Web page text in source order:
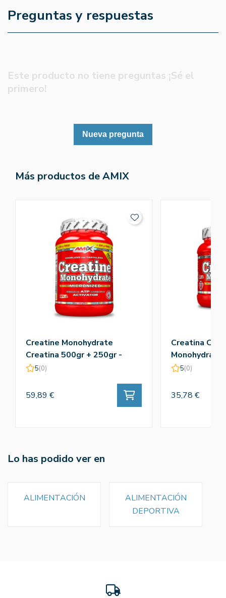
Preguntas y respuestas
Este producto no tiene preguntas ¡Sé el
primero!
Nueva pregunta
Más productos de AMIX
Creatine Monohydrate
Creatina 500gr + 250gr -
Amix
5(0)
59,89 €
Creatina
Monohydrate
5(0)
35,78 €
Lo has podido ver en
ALIMENTACIÓN
ALIMENTACIÓN
DEPORTIVA